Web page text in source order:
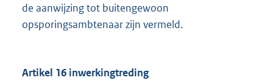
de aanwijzing tot buitengewoon
opsporingsambtenaar zijn vermeld.
Artikel 16 inwerkingtreding